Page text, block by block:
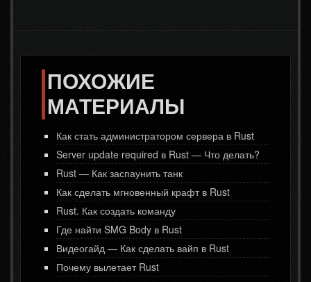
ПОХОЖИЕ
МАТЕРИАЛЫ
Как стать администратором сервера в Rust
Server update required в Rust — Что делать?
Rust — Как заспаунить танк
Как сделать мгновенный крафт в Rust
Rust. Как создать команду
Где найти SMG Body в Rust
Видеогайд — Как сделать вайп в Rust
Почему вылетает Rust